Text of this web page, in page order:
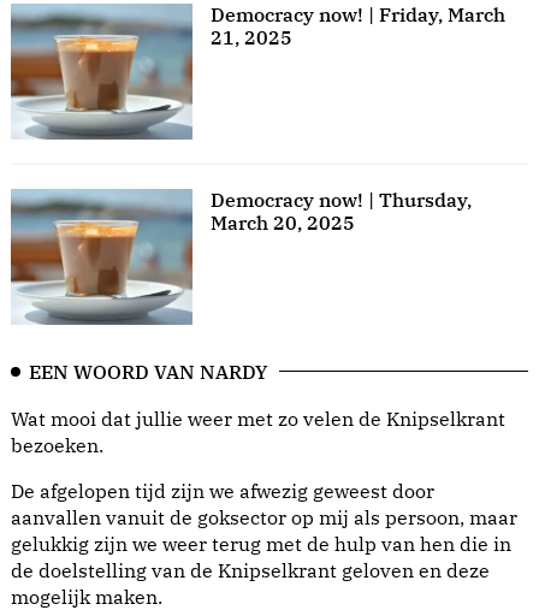
Democracy now! | Friday, March
21, 2025
Democracy now! | Thursday,
March 20, 2025
EEN WOORD VAN NARDY
Wat mooi dat jullie weer met zo velen de Knipselkrant
bezoeken.
De afgelopen tijd zijn we afwezig geweest door
aanvallen vanuit de goksector op mij als persoon, maar
gelukkig zijn we weer terug met de hulp van hen die in
de doelstelling van de Knipselkrant geloven en deze
mogelijk maken.